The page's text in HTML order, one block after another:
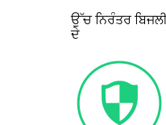
ਉੱਚ ਨਿਰੰਤਰ
ਦੇ